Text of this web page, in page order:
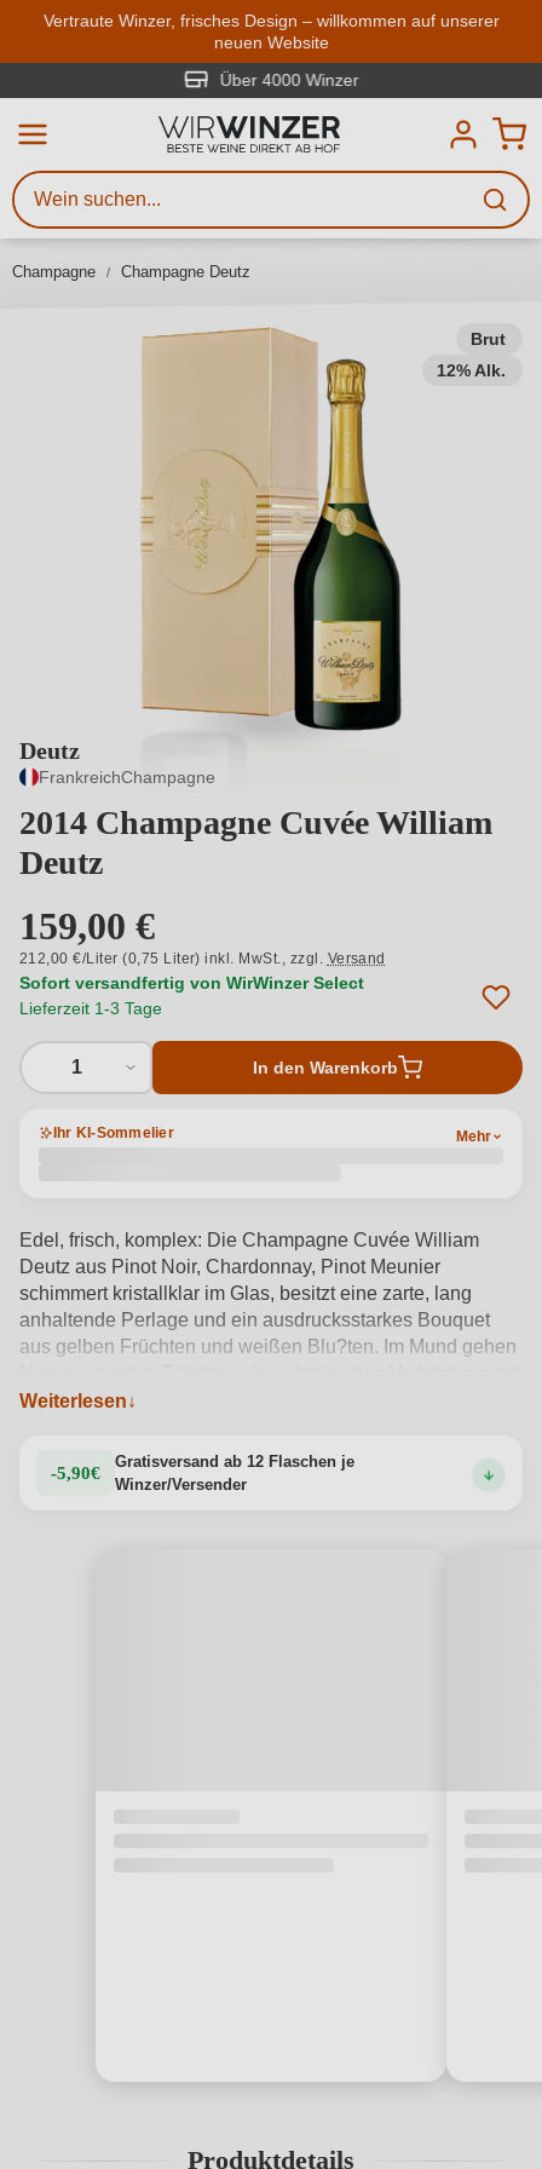
Zum Hauptinhalt springen
Vertraute Winzer, frisches Design – willkommen auf unserer
neuen Website
Über 4000 Winzer
Champagne Champagne Deutz
Brut
12% Alk.
Deutz
FrankreichChampagne
2014 Champagne Cuvée William
Deutz
159,00 €
212,00 €/Liter (0,75 Liter) inkl. MwSt., zzgl. Versand
Sofort versandfertig von WirWinzer Select
Lieferzeit 1-3 Tage
1 In den Warenkorb
Ihr KI-Sommelier Mehr
Edel, frisch, komplex: Die Champagne Cuvée William
Deutz aus Pinot Noir, Chardonnay, Pinot Meunier
schimmert kristallklar im Glas, besitzt eine zarte, lang
anhaltende Perlage und ein ausdrucksstarkes Bouquet
aus gelben Früchten und weißen Blu?ten. Im Mund gehen
Zitrus und Grapefruit ein. Der Jahrgang 2013 ist einer der
im Geschenketui!Produktdetails anzeigen →
Weiterlesen
-5,90€
Gratisversand ab 12 Flaschen je
Winzer/Versender
Produktdetails
Weinsuche
Mindestens 3 Zeichen eingeben
Beschreiben Sie, welchen Wein
Sie suchen – ob nach Geschmack,
Region, Winzer oder anderen